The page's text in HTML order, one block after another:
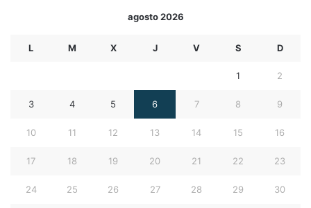
agosto 2026
L M X J V S D
1 2
3 4 5 6 7 8 9
10 11 12 13 14 15 16
17 18 19 20 21 22 23
24 25 26 27 28 29 30